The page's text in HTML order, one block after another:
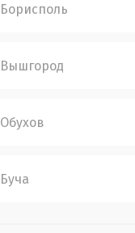
Борисполь
Вышгород
Обухов
Буча